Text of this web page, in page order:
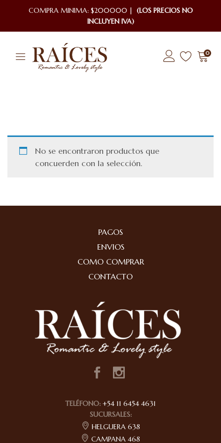
COMPRA MINIMA: $200000 | (LOS PRECIOS NO
INCLUYEN IVA)
0
No se encontraron productos que
concuerden con la selección.
PAGOS
ENVIOS
COMO COMPRAR
CONTACTO
TELÉFONO: +54 11 6454 4631
SUCURSALES:
HELGUERA 638
CAMPANA 468